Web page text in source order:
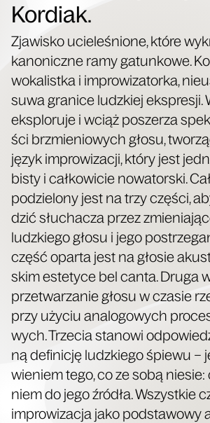
Kordiak.
Zja­wi­sko ucie­le­śnio­ne, któ­re
kano­nicz­ne ramy gatun­ko­we.
woka­list­ka i impro­wi­za­tor­ka,
su­wa gra­ni­ce ludz­kiej eks­pre­sji.
eks­plo­ru­je i wciąż posze­rza
ści brzmie­nio­wych gło­su,
język impro­wi­za­cji, któ­ry jest
bi­sty i cał­ko­wi­cie nowa­tor­ski.
podzie­lo­ny jest na trzy czę­ści,
dzić słu­cha­cza przez
ludz­kie­go gło­su i jego
część opar­ta jest na gło­sie
skim este­ty­ce bel can­ta. Dru­ga
prze­twa­rza­nie gło­su w cza­sie
przy uży­ciu ana­lo­go­wych
wych. Trze­cia sta­no­wi
ną defi­ni­cję ludz­kie­go śpie­wu –
wie­niem tego, co ze sobą
niem do jego źró­dła. Wszyst­kie
impro­wi­za­cja jako pod­sta­wo­wy